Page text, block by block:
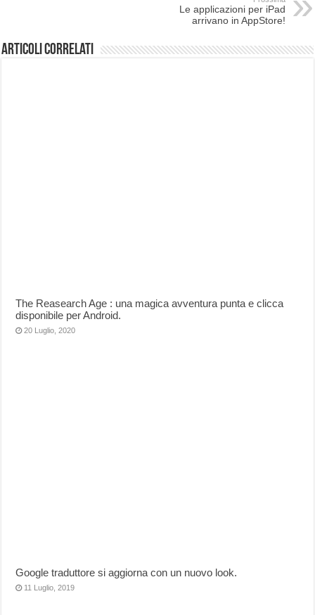
Le applicazioni per iPad
arrivano in AppStore!
Articoli correlati
The Reasearch Age : una magica avventura punta e clicca
disponibile per Android.
20 Luglio, 2020
Google traduttore si aggiorna con un nuovo look.
11 Luglio, 2019